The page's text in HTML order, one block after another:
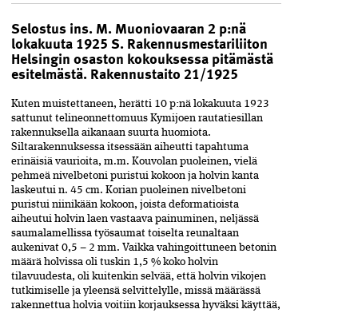
Selostus ins. M. Muoniovaaran 2 p:nä
lokakuuta 1925 S. Rakennusmestariliiton
Helsingin osaston kokouksessa pitämästä
esitelmästä. Rakennustaito 21/1925
Kuten muistettaneen, herätti 10 p:nä lokakuuta 1923
sattunut telineonnettomuus Kymijoen rauta­tiesillan
rakennuksella aikanaan suurta huomiota.
Siltarakennuksessa itsessään aiheutti tapahtuma
erinäisiä vaurioita, m.m. Kouvolan puoleinen, vielä
pehmeä nivelbetoni puristui kokoon ja holvin kanta
laskeutui n. 45 cm. Korian­ puoleinen nivelbetoni
puristui niinikään kokoon, joista­ deformatioista
aiheutui holvin laen vastaava painuminen, neljässä
saumalamellissa työsaumat toiselta reunaltaan
aukenivat 0,5 – 2 mm. Vaikka vahingoittuneen betonin
määrä holvissa oli tuskin 1,5 % koko holvin
tilavuudesta, oli kuitenkin selvää, että holvin vikojen
tutkimiselle ja yleensä selvittelylle, missä määrässä
rakennettua holvia voitiin korjauksessa hyväksi käyttää,